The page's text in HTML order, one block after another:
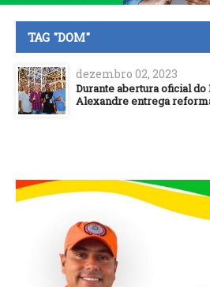
TAG "DOM"
dezembro 02, 2023
Durante abertura oficial
Alexandre entrega